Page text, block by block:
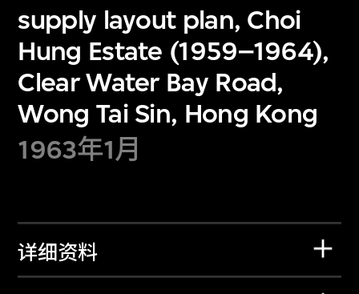
supply layout plan, Choi
Hung Estate (1959–1964),
Clear Water Bay Road,
Wong Tai Sin, Hong Kong
1963年1月
详细资料